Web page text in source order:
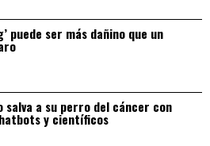
puede ser más dañino que un
salva a su perro del cáncer con
y científicos